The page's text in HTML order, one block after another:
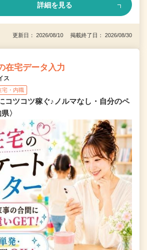
詳細を見る
更新日： 2026/08/10 掲載終了日： 2026/08/30
在宅データ入力
ス
宅・内職
コツコツ稼ぐ♪ノルマなし・自分のペ
〉